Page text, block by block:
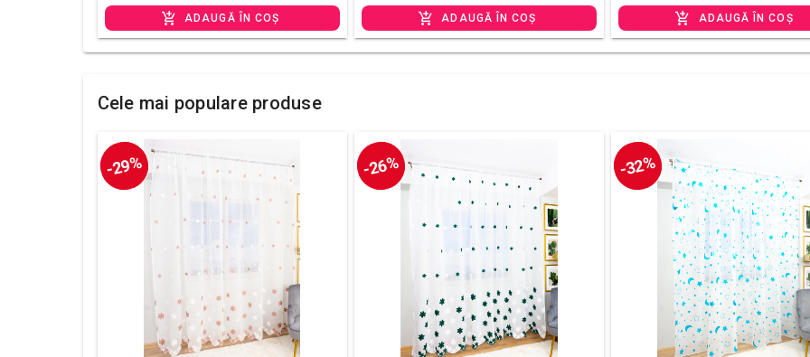
ADAUGĂ ÎN COȘ ADAUGĂ ÎN COȘ ADAUGĂ ÎN COȘ
Cele mai populare produse
-29% -26% -32%